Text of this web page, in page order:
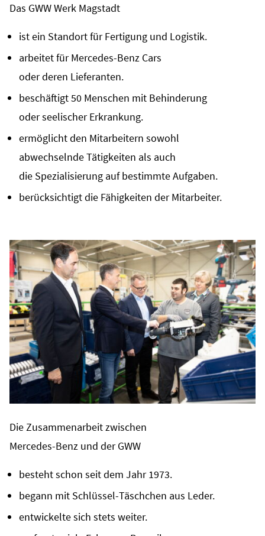
Das GWW Werk Magstadt
ist ein Standort für Fertigung und Logistik.
arbeitet für Mercedes-Benz Cars
oder deren Lieferanten.
beschäftigt 50 Menschen mit Behinderung
oder seelischer Erkrankung.
ermöglicht den Mitarbeitern sowohl
abwechselnde Tätigkeiten als auch
die Spezialisierung auf bestimmte Aufgaben.
berücksichtigt die Fähigkeiten der Mitarbeiter.
Die Zusammenarbeit zwischen
Mercedes-Benz und der GWW
besteht schon seit dem Jahr 1973.
begann mit Schlüssel-Täschchen aus Leder.
entwickelte sich stets weiter.